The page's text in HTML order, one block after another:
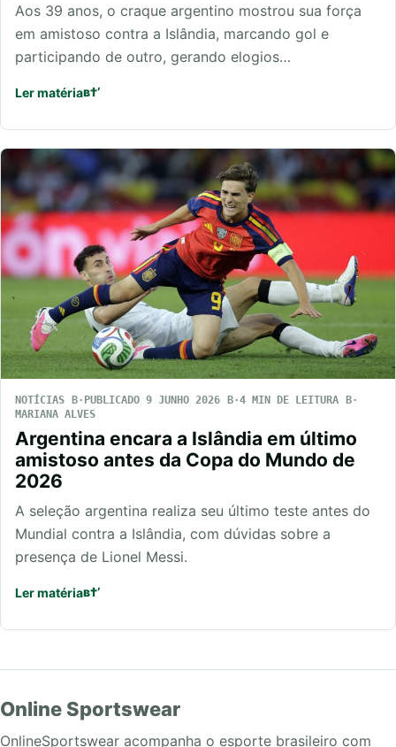
Aos 39 anos, o craque argentino mostrou sua força
em amistoso contra a Islândia, marcando gol e
participando de outro, gerando elogios…
Ler matéria
NOTÍCIAS PUBLICADO 9 JUNHO 2026
4 MIN DE LEITURA
MARIANA ALVES
Argentina encara a Islândia em último
amistoso antes da Copa do Mundo de
2026
A seleção argentina realiza seu último teste antes do
Mundial contra a Islândia, com dúvidas sobre a
presença de Lionel Messi.
Ler matéria
Online Sportswear
OnlineSportswear acompanha o esporte brasileiro com